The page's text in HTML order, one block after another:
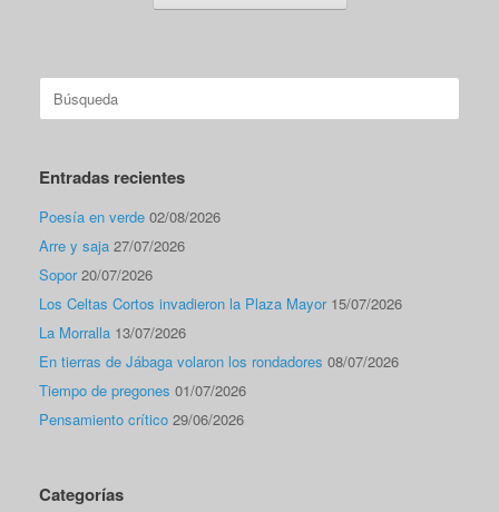
Buscar:
Entradas recientes
Poesía en verde 02/08/2026
Arre y saja 27/07/2026
Sopor 20/07/2026
Los Celtas Cortos invadieron la Plaza Mayor 15/07/2026
La Morralla 13/07/2026
En tierras de Jábaga volaron los rondadores 08/07/2026
Tiempo de pregones 01/07/2026
Pensamiento crítico 29/06/2026
Categorías